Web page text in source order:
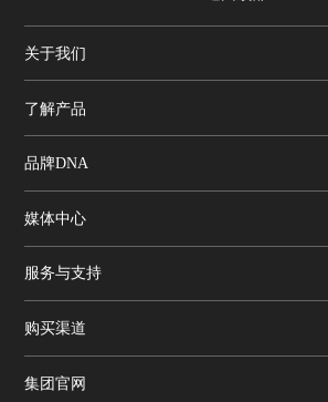
关于我们
了解产品
品牌DNA
媒体中心
服务与支持
购买渠道
集团官网